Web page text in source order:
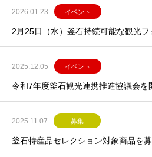
2026.01.23 イベント
2月25日（水）釜石持続可能な観光
2025.12.05 イベント
令和7年度釜石観光連携推進協議会を
2025.11.07 募集
釜石特産品セレクション対象商品を募